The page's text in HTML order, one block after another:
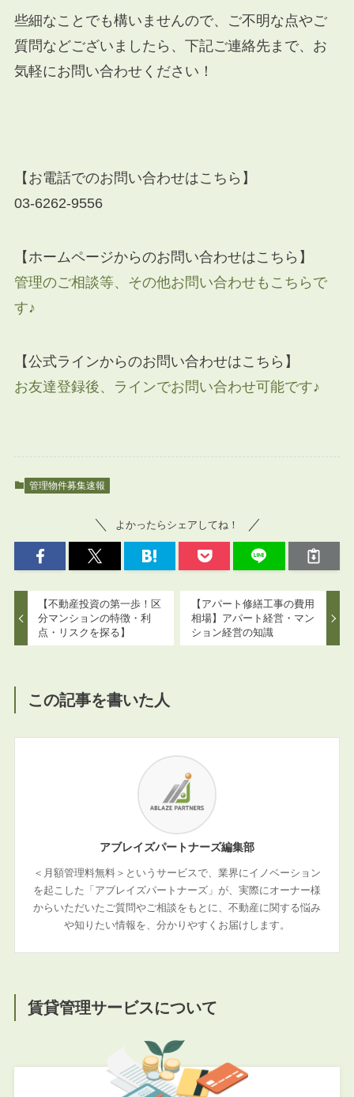
些細なことでも構いませんので、ご不明な点やご
質問などございましたら、下記ご連絡先まで、お
気軽にお問い合わせください！
【お電話でのお問い合わせはこちら】
03-6262-9556
【ホームページからのお問い合わせはこちら】
管理のご相談等、その他お問い合わせもこちらで
す♪
【公式ラインからのお問い合わせはこちら】
お友達登録後、ラインでお問い合わせ可能です♪
管理物件募集速報
よかったらシェアしてね！
【不動産投資の第一歩！区
分マンションの特徴・利
点・リスクを探る】
【アパート修繕工事の費用
相場】アパート経営・マン
ション経営の知識
この記事を書いた人
アブレイズパートナーズ編集部
＜月額管理料無料＞というサービスで、業界にイノベーション
を起こした「アブレイズパートナーズ」が、実際にオーナー様
からいただいたご質問やご相談をもとに、不動産に関する悩み
や知りたい情報を、分かりやすくお届けします。
賃貸管理サービスについて